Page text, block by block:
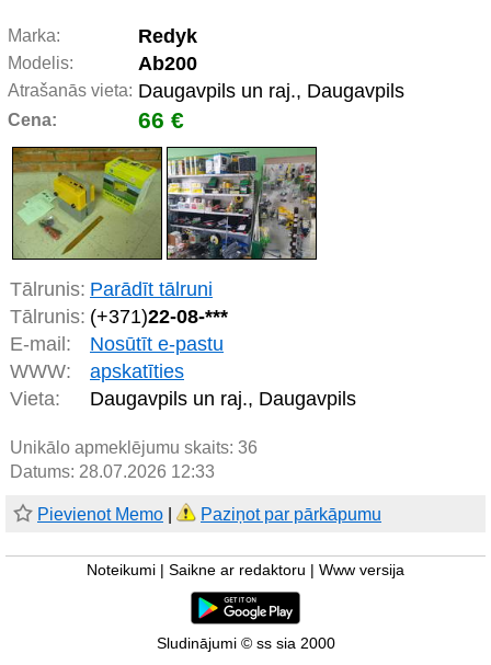
Marka: Redyk
Modelis: Ab200
Atrašanās vieta: Daugavpils un raj., Daugavpils
Cena: 66 €
Tālrunis: Parādīt tālruni
Tālrunis: (+371)22-08-***
E-mail:
Nosūtīt e-pastu
WWW:
apskatīties
Vieta:
Daugavpils un raj., Daugavpils
Unikālo apmeklējumu skaits: 36
Datums: 28.07.2026 12:33
Pievienot Memo Paziņot par pārkāpumu
Noteikumi Saikne ar redaktoru Www versija
Sludinājumi © ss sia 2000